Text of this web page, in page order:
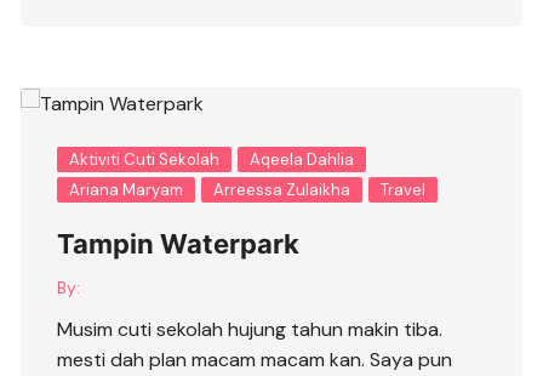
Aktiviti Cuti Sekolah
Aqeela Dahlia
Ariana Maryam
Arreessa Zulaikha Travel
Tampin Waterpark
By:
Musim cuti sekolah hujung tahun makin tiba.
mesti dah plan macam macam kan. Saya pun